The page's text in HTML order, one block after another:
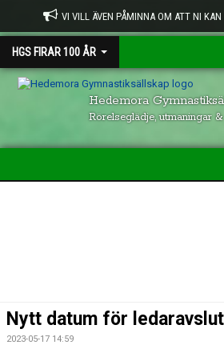
VI VILL ÄVEN PÅMINNA OM ATT NI KAN
HGS FIRAR 100 ÅR
Hedemora
Rörelseglädje, utmaningar
VISION & UPPFÖRANDE
Nytt datum för
2023-05-17 14:59